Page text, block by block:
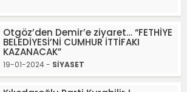
Otgöz’den Demir’e ziyaret… “FETHİYE
BELEDİYESİ’Nİ CUMHUR İTTİFAKI
KAZANACAK”
19-01-2024 - SİYASET